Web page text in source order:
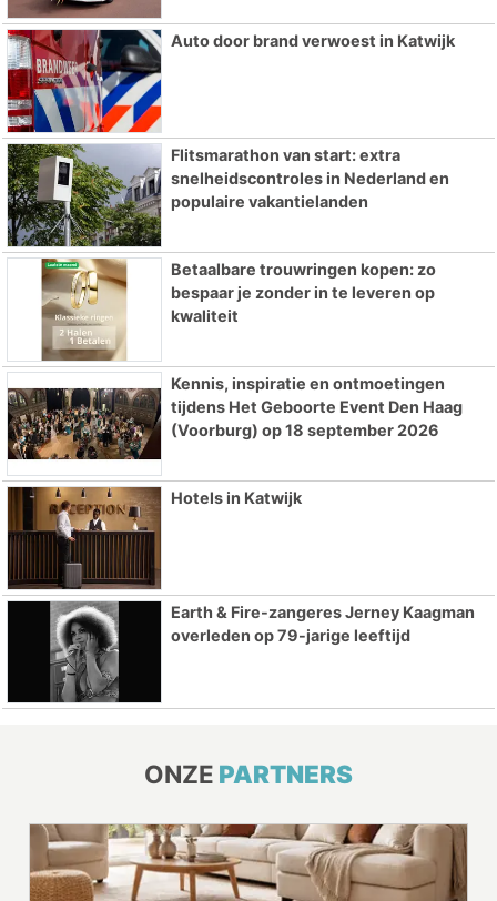
Auto door brand verwoest in Katwijk
Flitsmarathon van start: extra
snelheidscontroles in Nederland en
populaire vakantielanden
Betaalbare trouwringen kopen: zo
bespaar je zonder in te leveren op
kwaliteit
Kennis, inspiratie en ontmoetingen
tijdens Het Geboorte Event Den Haag
(Voorburg) op 18 september 2026
Hotels in Katwijk
Earth & Fire-zangeres Jerney Kaagman
overleden op 79-jarige leeftijd
ONZE PARTNERS